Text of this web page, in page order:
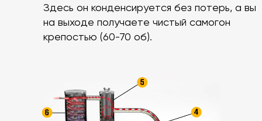
Здесь он конденсируется без потерь, а вы
на выходе получаете чистый самогон
крепостью (60-70 об).